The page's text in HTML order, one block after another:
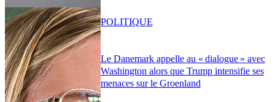
Le Danemark appelle au « dialogue » avec
Washington alors que Trump intensifie ses
menaces sur le Groenland
POLITIQUE